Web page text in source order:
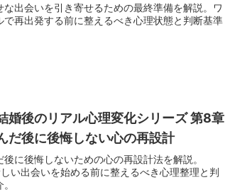
な出会いを引き寄せるための最終準備を解説。ワ
で再出発する前に整えるべき心理状態と判断基準
婚後のリアル心理変化シリーズ 第8章
だ後に後悔しない心の再設計
後に後悔しないための心の再設計法を解説。
い出会いを始める前に整えるべき心理整理と判